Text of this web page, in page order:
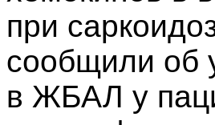
при
сообщили об
в ЖБАЛ у